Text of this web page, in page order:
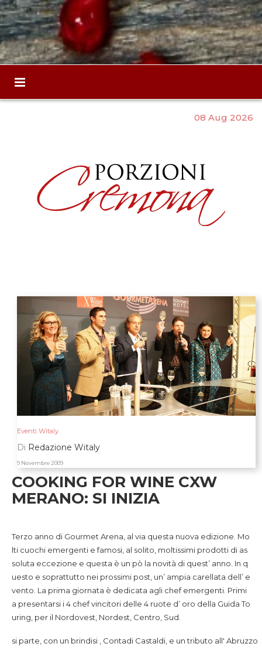
08 Aug 2026
Eventi Witaly
Di Redazione Witaly
9 Novembre 2009
COOKING FOR WINE CXW
MERANO: SI INIZIA
si parte, con un brindisi , Contadi Castaldi, e un tributo
all' Abruzzo
Terzo anno di Gourmet Arena, al via questa nuova edizione. Mo
lti cuochi emergenti e famosi, al solito, moltissimi prodotti di as
soluta eccezione e questa è un pò la novità di quest’ anno. In q
uesto e soprattutto nei prossimi post, un’ ampia carellata dell’ e
vento. La prima giornata è dedicata agli chef emergenti. Primi
a presentarsi i 4 chef vincitori delle 4 ruote d’ oro della Guida To
uring, per il Nordovest, Nordest, Centro, Sud.
si parte, con un brindisi , Contadi Castaldi, e un tributo all' Abruzzo